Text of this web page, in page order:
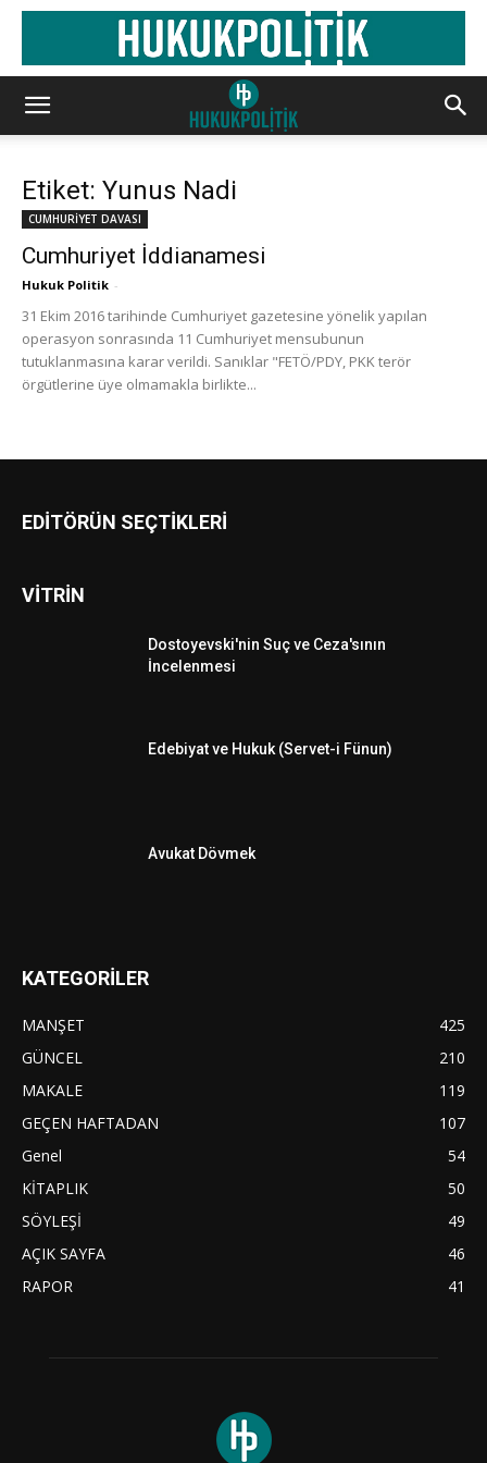
Etiket: Yunus Nadi
CUMHURİYET DAVASI
Cumhuriyet İddianamesi
Hukuk Politik -
31 Ekim 2016 tarihinde Cumhuriyet gazetesine yönelik yapılan
operasyon sonrasında 11 Cumhuriyet mensubunun
tutuklanmasına karar verildi. Sanıklar "FETÖ/PDY, PKK terör
örgütlerine üye olmamakla birlikte...
EDİTÖRÜN SEÇTİKLERİ
VİTRİN
Dostoyevski'nin Suç ve Ceza'sının
İncelenmesi
Edebiyat ve Hukuk (Servet-i Fünun)
Avukat Dövmek
KATEGORİLER
MANŞET
425
GÜNCEL
210
MAKALE
119
GEÇEN HAFTADAN
107
Genel
54
KİTAPLIK
50
SÖYLEŞİ
49
AÇIK SAYFA
46
RAPOR
41